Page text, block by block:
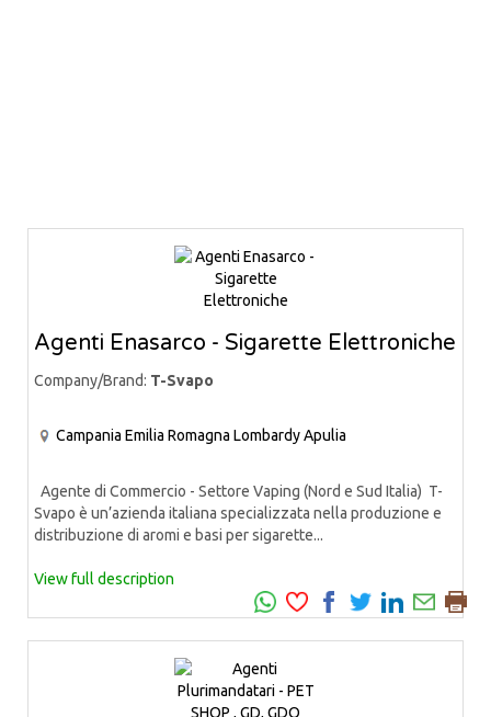
Agenti Enasarco - Sigarette Elettroniche
Company/Brand: T-Svapo
Campania Emilia Romagna LombardyApulia
Agente di Commercio - Settore Vaping (Nord e Sud Italia) T-
Svapo è un’azienda italiana specializzata nella produzione e
distribuzione di aromi e basi per sigarette...
View full description